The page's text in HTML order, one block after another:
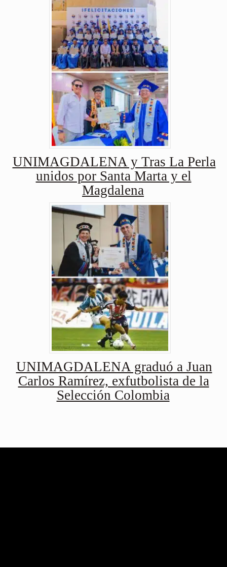
UNIMAGDALENA y Tras La Perla
unidos por Santa Marta y el
Magdalena
UNIMAGDALENA graduó a Juan
Carlos Ramírez, exfutbolista de la
Selección Colombia